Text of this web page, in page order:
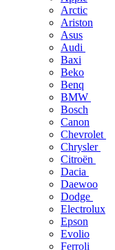
Arctic
Ariston
Asus
Audi
Baxi
Beko
Benq
BMW
Bosch
Canon
Chevrolet
Chrysler
Citroën
Dacia
Daewoo
Dodge
Electrolux
Epson
Evolio
Ferroli